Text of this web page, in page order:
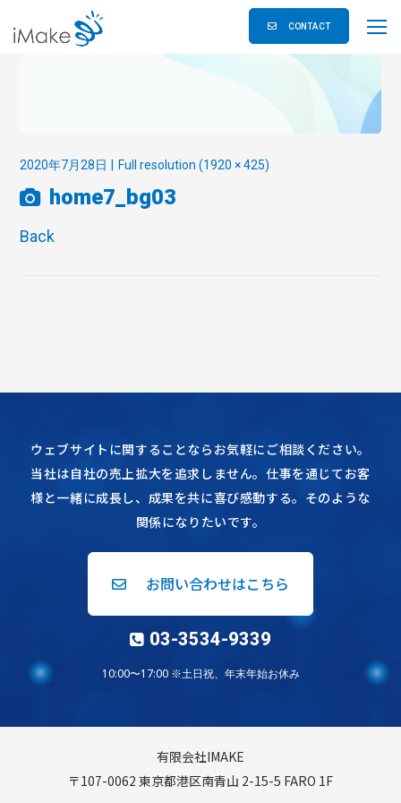
CONTACT
2020年7月28日 Full resolution (1920 × 425)
home7_bg03
Back
ウェブサイトに関することならお気軽にご相談ください。
当社は自社の売上拡大を追求しません。仕事を通じてお客
様と一緒に成長し、成果を共に喜び感動する。そのような
関係になりたいです。
お問い合わせはこちら
03-3534-9339
10:00〜17:00 ※土日祝、年末年始お休み
有限会社IMAKE
〒107-0062 東京都港区南青山 2-15-5 FARO 1F